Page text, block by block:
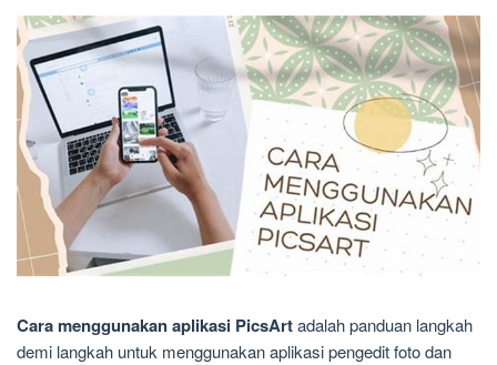
Cara menggunakan aplikasi PicsArtadalah panduan langkah
demi langkah untuk menggunakan aplikasi pengedit foto dan